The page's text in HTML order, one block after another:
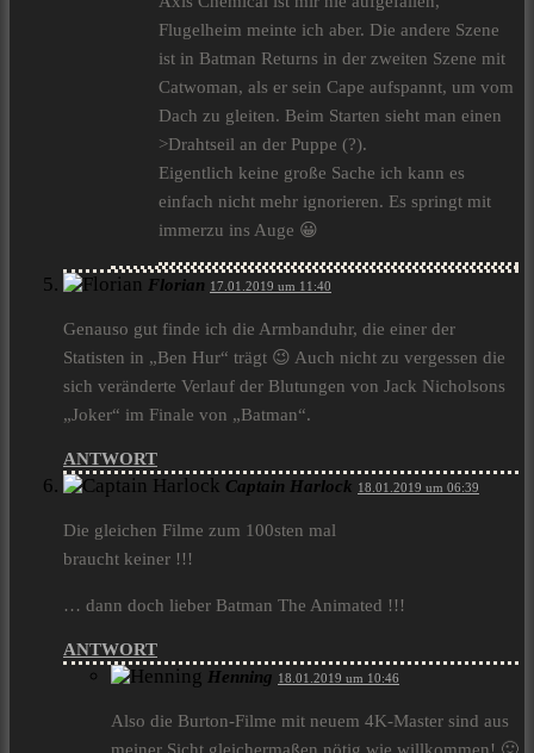
Flugelheim meinte ich aber. Die andere Szene
ist in Batman Returns in der zweiten Szene mit
Catwoman, als er sein Cape aufspannt, um vom
Dach zu gleiten. Beim Starten sieht man einen
>Drahtseil an der Puppe (?).
Eigentlich keine große Sache ich kann es
einfach nicht mehr ignorieren. Es springt mit
immerzu ins Auge 😀
Florian 17.01.2019 um 11:40
Genauso gut finde ich die Armbanduhr, die einer der
Statisten in „Ben Hur“ trägt 😉 Auch nicht zu vergessen die
sich veränderte Verlauf der Blutungen von Jack Nicholsons
„Joker“ im Finale von „Batman“.
ANTWORT
Captain Harlock 18.01.2019 um 06:39
Die gleichen Filme zum 100sten mal
braucht keiner !!!
… dann doch lieber Batman The Animated !!!
ANTWORT
Henning 18.01.2019 um 10:46
Also die Burton-Filme mit neuem 4K-Master sind aus